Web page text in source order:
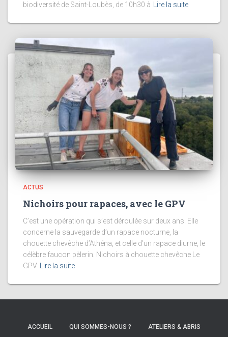
biodiversité de Saint-Loubès, de 10h30 à Lire la suite
ACTUS
Nichoirs pour rapaces, avec le GPV
C’est une opération qui s’est déroulée sur deux ans. Elle
concerne la sauvegarde d’un rapace nocturne, la
chouette chevêche d’Athéna, et celle d’un rapace diurne, le
célèbre faucon pèlerin. Nichoirs à chouette chevêche Le
GPV
Lire la suite
ACCUEIL QUI SOMMES-NOUS ? ATELIERS & ABRIS